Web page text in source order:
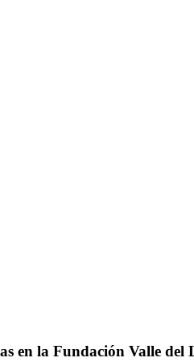
en la Fundación Valle del